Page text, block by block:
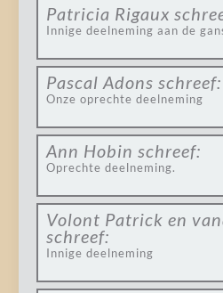
Patricia Rigaux
Innige deelneming aan de
Pascal Adons schreef:
Onze oprechte deelneming
Ann Hobin schreef:
Oprechte deelneming.
Volont Patrick en
schreef:
Innige deelneming